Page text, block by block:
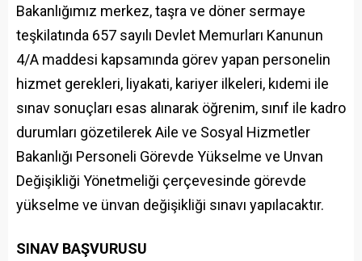
Bakanlığımız merkez, taşra ve döner sermaye
teşkilatında 657 sayılı Devlet Memurları Kanunun
4/A maddesi kapsamında görev yapan personelin
hizmet gerekleri, liyakati, kariyer ilkeleri, kıdemi ile
sınav sonuçları esas alınarak öğrenim, sınıf ile kadro
durumları gözetilerek Aile ve Sosyal Hizmetler
Bakanlığı Personeli Görevde Yükselme ve Unvan
Değişikliği Yönetmeliği çerçevesinde görevde
yükselme ve ünvan değişikliği sınavı yapılacaktır.
SINAV BAŞVURUSU